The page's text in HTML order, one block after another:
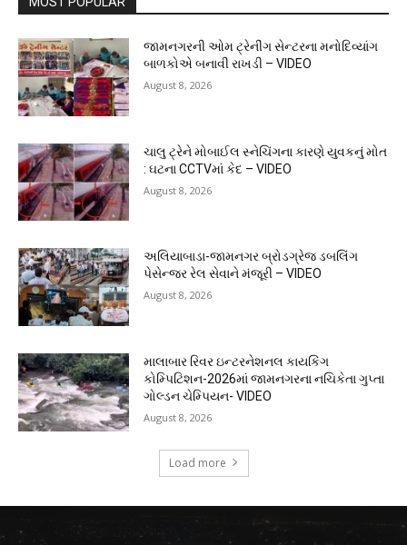
જામનગરની ઓમ ટ્રેનીંગ સેન્ટરના મનોદિવ્યાંગ
બાળકોએ બનાવી રાખડી – VIDEO
August 8, 2026
ચાલુ ટ્રેને મોબાઈલ સ્નેચિંગના કારણે યુવકનું મોત
: ઘટના CCTVમાં કેદ – VIDEO
August 8, 2026
અલિયાબાડા-જામનગર બ્રોડગ્રેજ ડબલિંગ
પેસેન્જર રેલ સેવાને મંજૂરી – VIDEO
August 8, 2026
માલાબાર રિવર ઇન્ટરનેશનલ કાયકિંગ
કોમ્પિટિશન-2026માં જામનગરના નચિકેતા ગુપ્તા
ગોલ્ડન ચેમ્પિયન- VIDEO
August 8, 2026
Load more